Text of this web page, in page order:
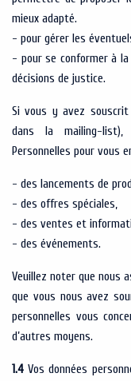
mieux adapté.
- pour gérer les
- pour se conformer à
décisions de justice.
Si vous y avez
dans la mailing-list),
Personnelles pour vous
- des lancements de
- des offres spéciales,
- des ventes et
- des événements.
Veuillez noter que nous
que vous nous avez
personnelles vous
d’autres moyens.
1.4 Vos données